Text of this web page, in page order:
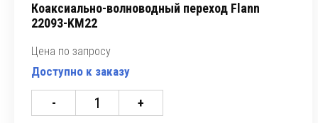
Коаксиально-волноводный переход Flann
22093-KM22
Цена по запросу
Доступно к заказу
- +